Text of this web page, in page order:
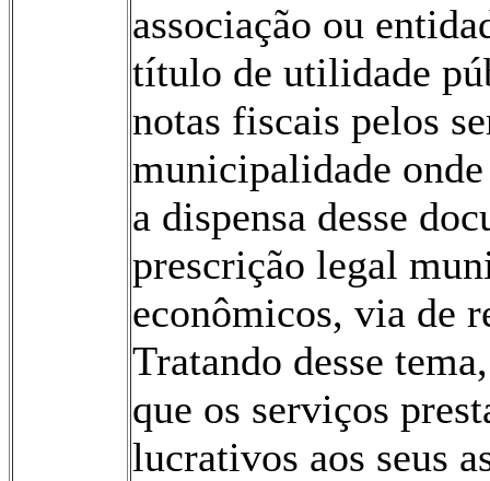
associação ou
título de utilidade
notas fiscais pelos
municipalidade
a dispensa desse
prescrição legal
econômicos, via de
Tratando desse
que os serviços
lucrativos aos seus